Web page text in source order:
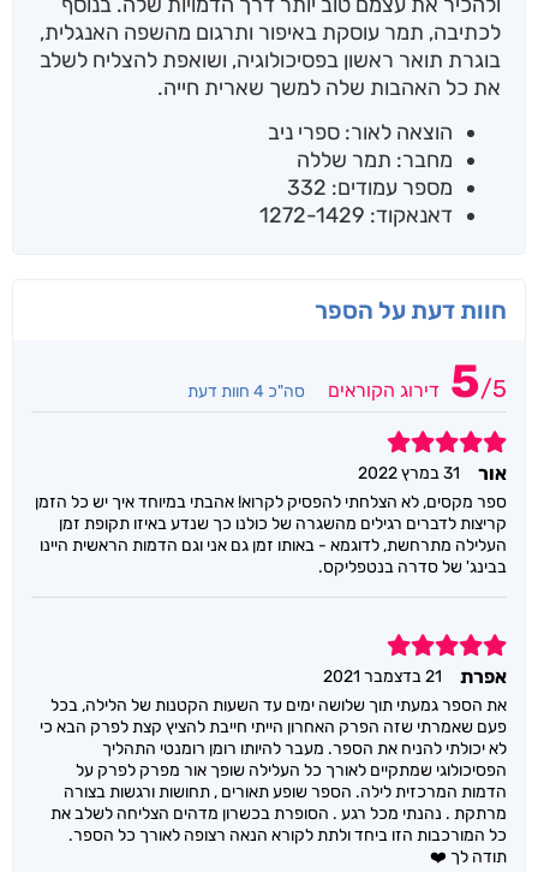
לכתיבה, תמר עוסקת באיפור ותרגום מהשפה האנגלית,
בוגרת תואר ראשון בפסיכולוגיה, ושואפת להצליח לשלב
את כל האהבות שלה למשך שארית חייה.
הוצאה לאור: ספרי ניב
מחבר: תמר שללה
מספר עמודים: 332
דאנאקוד: 1272-1429
חוות דעת על הספר
5/5 דירוג הקוראים סה"כ 4 חוות דעת
5
אור
31 במרץ 2022
ספר מקסים, לא הצלחתי להפסיק לקרוא! אהבתי במיוחד איך יש כל הזמן
קריצות לדברים רגילים מהשגרה של כולנו כך שנדע באיזו תקופת זמן
העלילה מתרחשת, לדוגמא - באותו זמן גם אני וגם הדמות הראשית היינו
בבינג' של סדרה בנטפליקס.
5
אפרת
21 בדצמבר 2021
את הספר גמעתי תוך שלושה ימים עד השעות הקטנות של הלילה, בכל
פעם שאמרתי שזה הפרק האחרון הייתי חייבת להציץ קצת לפרק הבא כי
לא יכולתי להניח את הספר. מעבר להיותו רומן רומנטי התהליך
הפסיכולוגי שמתקיים לאורך כל העלילה שופך אור מפרק לפרק על
הדמות המרכזית לילה. הספר שופע תאורים , תחושות ורגשות בצורה
מרתקת . נהנתי מכל רגע . הסופרת בכשרון מדהים הצליחה לשלב את
כל המורכבות הזו ביחד ולתת לקורא הנאה רצופה לאורך כל הספר.
תודה לך ❤️